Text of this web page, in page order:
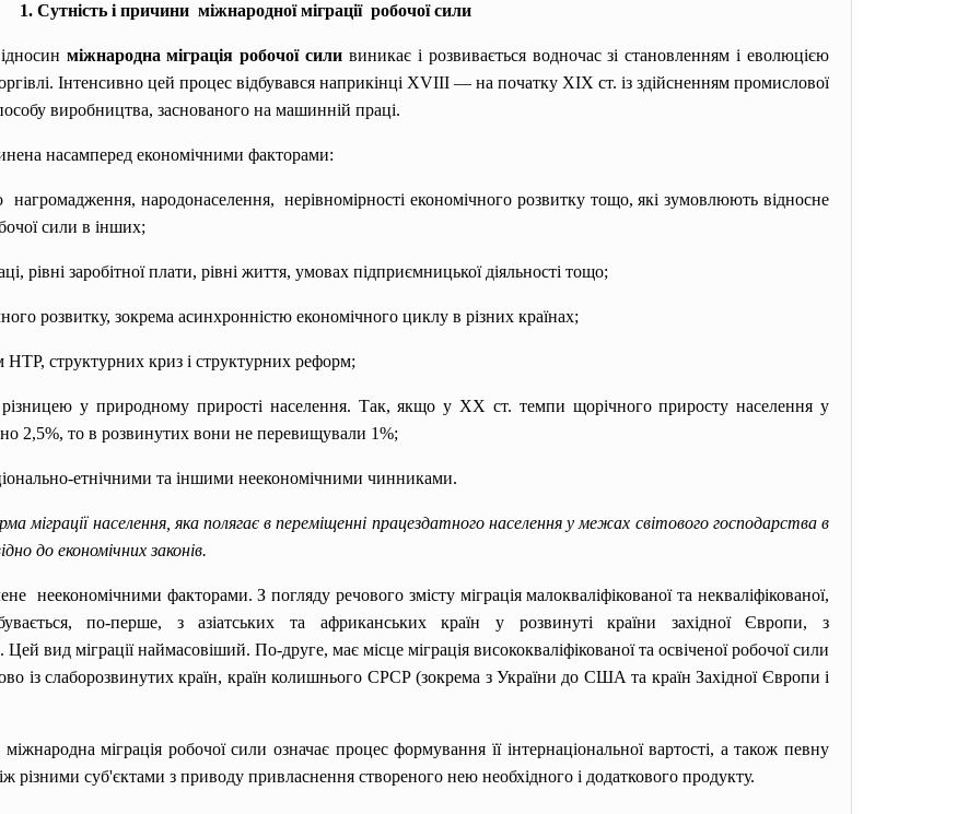
1. Сутність і причини міжнародної міграції робочої сили
міжнародна міграція робочої сили виникає і розвивається водночас зі становленням і еволюцією
Інтенсивно цей процес відбувався наприкінці XVIII — на початку XIX ст. із здійсненням промислової
виробництва, заснованого на машинній праці.
насамперед економічними факторами:
нагромадження, народонаселення, нерівномірності економічного розвитку тощо, які зумовлюють відносне
сили в інших;
заробітної плати, рівні життя, умовах підприємницької діяльності тощо;
розвитку, зокрема асинхронністю економічного циклу в різних країнах;
структурних криз і структурних реформ;
у природному прирості населення. Так, якщо у XX ст. темпи щорічного приросту населення у
2,5%, то в розвинутих вони не перевищували 1%;
етнічними та іншими неекономічними чинниками.
міграції населення, яка полягає в переміщенні працездатного населення у межах світового господарства в
до економічних законів.
факторами. З погляду речового змісту міграція малокваліфікованої та некваліфікованої,
по-перше, з азіатських та африканських країн у розвинуті країни західної Європи, з
вид міграції наймасовіший. По-друге, має місце міграція висококваліфікованої та освіченої робочої сили
із слаборозвинутих країн, країн колишнього СРСР (зокрема з України до США та країн Західної Європи і
міграція робочої сили означає процес формування її інтернаціональної вартості, а також певну
різними суб'єктами з приводу привласнення створеного нею необхідного і додаткового продукту.